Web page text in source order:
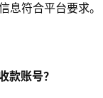
息符合平台要求。
款账号？